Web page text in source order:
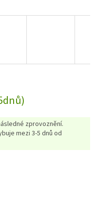
zprovoznění.
mezi 3-5 dnů od